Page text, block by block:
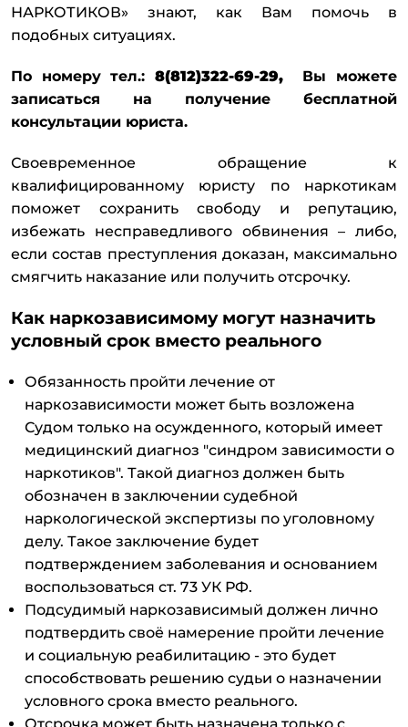
НАРКОТИКОВ» знают, как Вам помочь в
подобных ситуациях.
По номеру тел.: 8(812)322-69-29, Вы можете
записаться на получение бесплатной
консультации юриста.
Своевременное обращение к
квалифицированному юристу по наркотикам
поможет сохранить свободу и репутацию,
избежать несправедливого обвинения – либо,
если состав преступления доказан, максимально
смягчить наказание или получить отсрочку.
Как наркозависимому могут назначить
условный срок вместо реального
Обязанность пройти лечение от
наркозависимости может быть возложена
Судом только на осужденного, который имеет
медицинский диагноз "синдром зависимости о
наркотиков". Такой диагноз должен быть
обозначен в заключении судебной
наркологической экспертизы по уголовному
делу. Такое заключение будет
подтверждением заболевания и основанием
воспользоваться ст. 73 УК РФ.
Подсудимый наркозависимый должен лично
подтвердить своё намерение пройти лечение
и социальную реабилитацию - это будет
способствовать решению судьи о назначении
условного срока вместо реального.